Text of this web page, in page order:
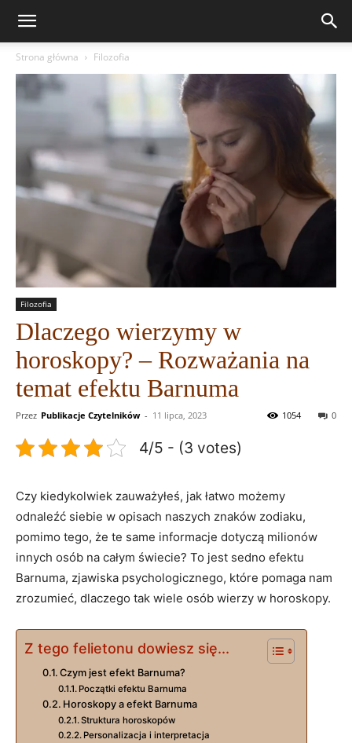
Strona główna Filozofia
Filozofia
Dlaczego wierzymy w
horoskopy? – Rozważania na
temat efektu Barnuma
Przez Publikacje Czytelników - 11 lipca, 2023 0
1054
4/5 - (3 votes)
Czy kiedykolwiek zauważyłeś, jak łatwo możemy
odnaleźć siebie w opisach naszych znaków zodiaku,
pomimo tego, że te same informacje dotyczą milionów
innych osób na całym świecie? To jest sedno efektu
Barnuma, zjawiska psychologicznego, które pomaga nam
zrozumieć, dlaczego tak wiele osób wierzy w horoskopy.
Z tego felietonu dowiesz się...
Czym jest efekt Barnuma?
Początki efektu Barnuma
Horoskopy a efekt Barnuma
Struktura horoskopów
Personalizacja i interpretacja